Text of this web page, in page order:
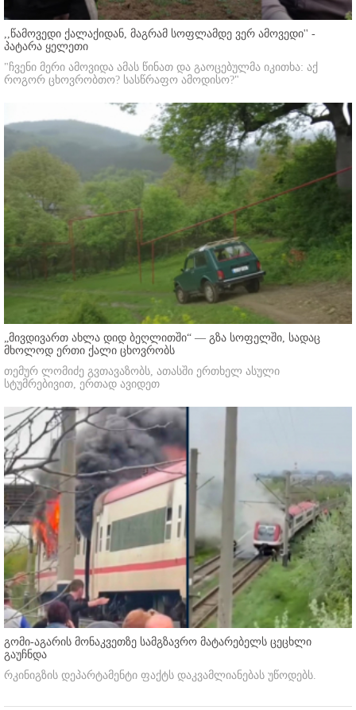
,,წამოვედი ქალაქიდან, მაგრამ სოფლამდე ვერ ამოვედი'' -
პატარა ყელეთი
"ჩვენი მერი ამოვიდა ამას წინათ და გაოცებულმა იკითხა: აქ
როგორ ცხოვრობთო? სასწრაფო ამოდისო?"
„მივდივართ ახლა დიდ ბეღლითში“ — გზა სოფელში, სადაც
მხოლოდ ერთი ქალი ცხოვრობს
თემურ ლომიძე გვთავაზობს, ათასში ერთხელ ასული
სტუმრებივით, ერთად ავიდეთ
გომი-აგარის მონაკვეთზე სამგზავრო მატარებელს ცეცხლი
გაუჩნდა
რკინიგზის დეპარტამენტი ფაქტს დაკვამლიანებას უწოდებს.